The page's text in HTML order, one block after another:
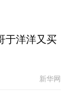
于洋洋又买
新华网